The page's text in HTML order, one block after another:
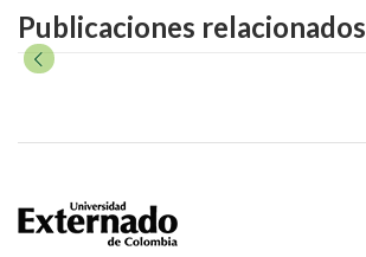
Publicaciones relacionados